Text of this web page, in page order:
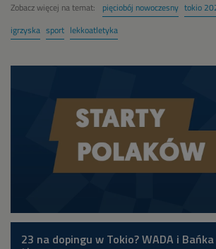
Zobacz więcej na temat: pięciobój nowoczesny tokio
igrzyska sport lekkoatletyka
23 na dopingu w Tokio? WADA i